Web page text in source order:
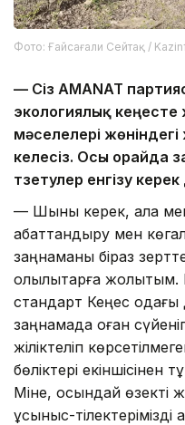
Фото: Ғайсағали Сейтақ /
— Сіз AMANAT
экологиялық
мәселелері
келесіз. Осы орайда
түзетулер енгізу
— Шыны керек, қала
абаттандыру мен
заңнаманы біраз
олқылықтарға
стандарт Кеңес одағы
заңнамада оған
жіліктеліп
бөліктері екіншісінен
Міне, осындай өзекті
ұсыныс-тілектерімізді